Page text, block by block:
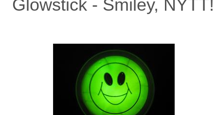
Glowstick - Smiley, NYTT!